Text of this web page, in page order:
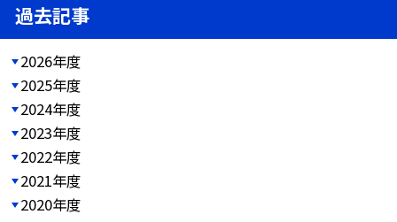
過去記事
2026年度
2025年度
2024年度
2023年度
2022年度
2021年度
2020年度